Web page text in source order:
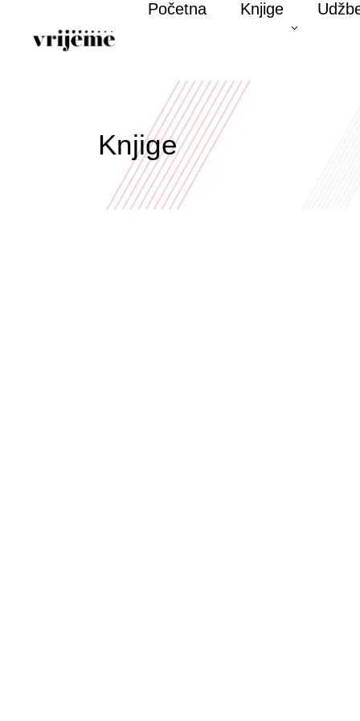
Početna Knjige
Knjige